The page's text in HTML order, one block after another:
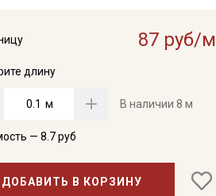
87 руб/м
длину
м В наличии 8 м
— 8.7руб
ДОБАВИТЬ В КОРЗИНУ